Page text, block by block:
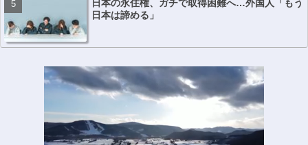
日本の永住権、ガチで取得困難へ…外国人「もう
日本は諦める」